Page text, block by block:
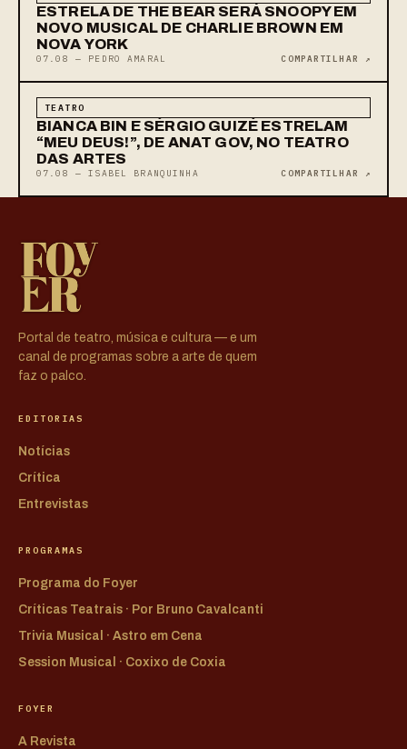
ESTRELA DE THE BEAR SERÁ SNOOPY EM
NOVO MUSICAL DE CHARLIE BROWN EM
NOVA YORK
07.08 — PEDRO AMARAL COMPARTILHAR ↗
TEATRO
BIANCA BIN E SÉRGIO GUIZÉ ESTRELAM
“MEU DEUS!”, DE ANAT GOV, NO TEATRO
DAS ARTES
07.08 — ISABEL BRANQUINHA COMPARTILHAR ↗
Portal de teatro, música e cultura — e um
canal de programas sobre a arte de quem
faz o palco.
EDITORIAS
Notícias
Crítica
Entrevistas
PROGRAMAS
Programa do Foyer
Críticas Teatrais · Por Bruno Cavalcanti
Trivia Musical · Astro em Cena
Session Musical · Coxixo de Coxia
FOYER
A Revista